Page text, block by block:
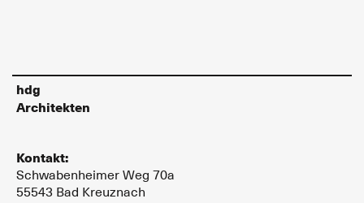
hdg
Architekten
Kontakt:
Schwabenheimer Weg 70a
55543 Bad Kreuznach